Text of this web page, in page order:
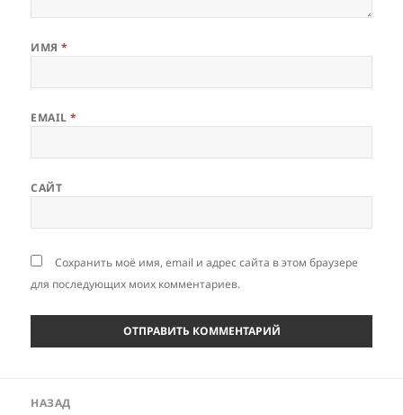
ИМЯ*
EMAIL*
САЙТ
Сохранить моё имя, email и адрес сайта в этом браузере
для последующих моих комментариев.
НАЗАД